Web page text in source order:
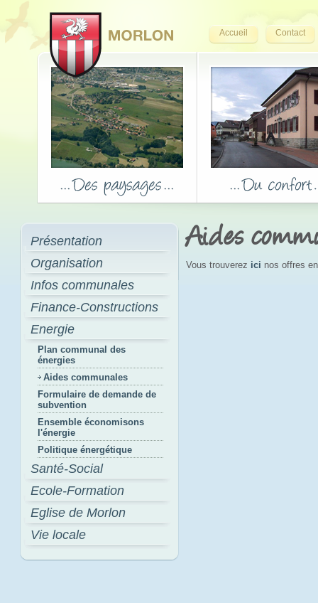
Accueil Contact
Présentation
Organisation
Infos communales
Finance-Constructions
Energie
Plan communal des
énergies
Aides communales
Formulaire de demande de
subvention
Ensemble économisons
l'énergie
Politique énergétique
Santé-Social
Ecole-Formation
Eglise de Morlon
Vie locale
Aides
Vous trouverez ici nos offres